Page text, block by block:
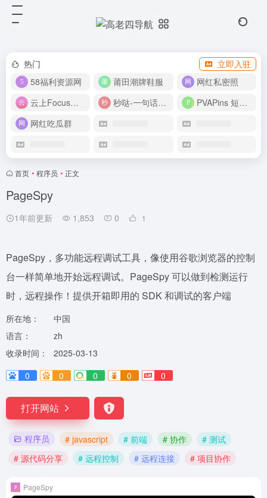
热门
立即入驻
58福利资源网
莆田潮牌鞋服
网红私密照
云上Focus接码平台
秒哒-一句话做应用
PVAPins 短信接码平台
网红吃瓜群
首页 • 程序员 • 正文
PageSpy
1年前更新 1,853 0 1
PageSpy，多功能远程调试工具，像使用谷歌浏览器的控制
台一样简单地开始远程调试。PageSpy 可以做到检测运行
时，远程操作！提供开箱即用的 SDK 和调试的客户端
所在地：
中国
语言：
zh
收录时间：
2025-03-13
0
0 0 0 0
打开网站
程序员 # javascript # 前端 # 协作
# 测试
# 源代码分享
# 远程控制 # 远程连接 # 项目协作
PageSpy